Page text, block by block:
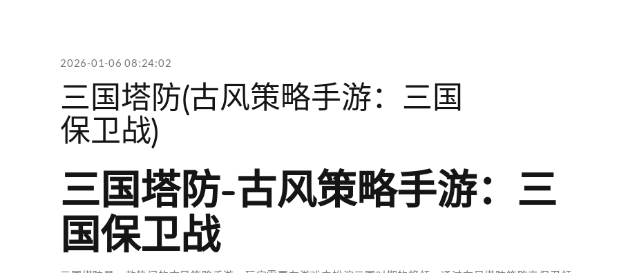
2026-01-06 08:24:02
三国塔防(古风策略手游：三国
保卫战)
三国塔防-古风策略手游：三
国保卫战